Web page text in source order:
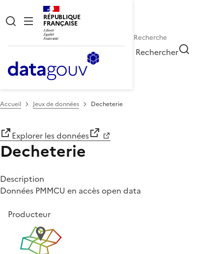
RÉPUBLIQUE
FRANÇAISE
Rechercher
Accueil Jeux de données Decheterie
Explorer les données
Decheterie
Description
Données PMMCU en accès open data
Producteur